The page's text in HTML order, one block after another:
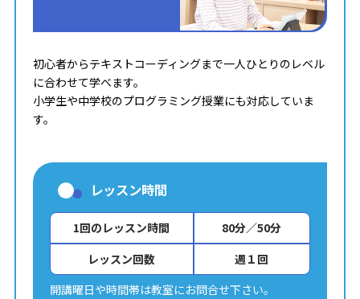
初心者からテキストコーディングまで一人ひとりのレベル
に合わせて学べます。
小学生や中学校のプログラミング授業にも対応していま
す。
レッスン時間
1回のレッスン時間
80分／50分
レッスン回数
週１回
開講曜日や時間帯は教室にお問合せ下さい。